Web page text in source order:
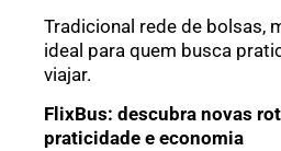
Tradicional rede de bolsas,
ideal para quem busca
viajar.
FlixBus: descubra novas
praticidade e economia